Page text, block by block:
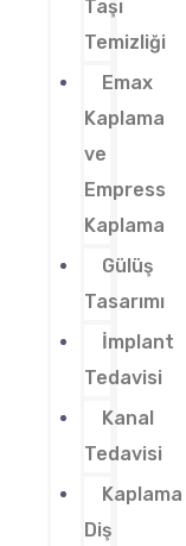
Taşı
Temizliği
Emax
Kaplama
ve
Empress
Kaplama
Gülüş
Tasarımı
İmplant
Tedavisi
Kanal
Tedavisi
Kaplama
Diş